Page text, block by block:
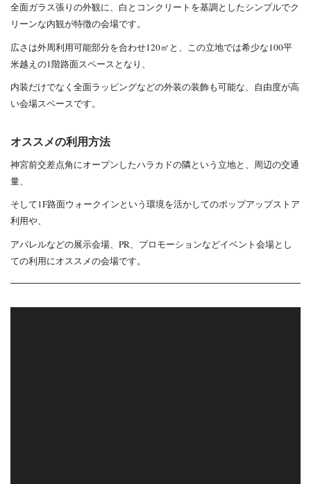
全面ガラス張りの外観に、 白とコンクリートを基調としたシンプルでク
リーンな内観が特徴の会場です。
広さは外周利用可能部分を合わせ120㎡と、この立地では希少な100平
米越えの1階路面スペースとなり、
内装だけでなく全面ラッピングなどの外装の装飾も可能な、自由度が高
い会場スペースです。
オススメの利用方法
神宮前交差点角にオープンしたハラカドの隣という立地と、 周辺の交通
量、
そして1F路面ウォークインという環境を活かしてのポップアップストア
利用や、
アパレルなどの展示会場、PR、 プロモーションなどイベント会場とし
ての利用にオススメの会場です。